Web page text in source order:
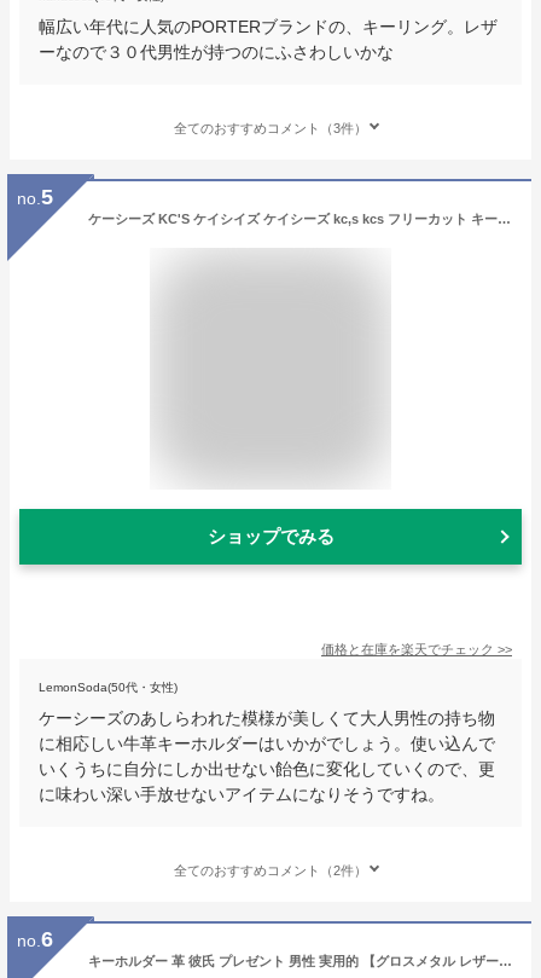
幅広い年代に人気のPORTERブランドの、キーリング。レザ
ーなので３０代男性が持つのにふさわしいかな
全てのおすすめコメント（3件）
no. 5
ケーシーズ KC'S ケイシイズ ケイシーズ kc,s kcs フリーカット キーリング5セントキーリング フリーカット /牛革キーホルダー 送料無料 メンズ 革 レザー レディース 本革
ショップでみる
価格と在庫を楽天でチェック >>
LemonSoda(50代・女性)
ケーシーズのあしらわれた模様が美しくて大人男性の持ち物
に相応しい牛革キーホルダーはいかがでしょう。使い込んで
いくうちに自分にしか出せない飴色に変化していくので、更
に味わい深い手放せないアイテムになりそうですね。
全てのおすすめコメント（2件）
no. 6
キーホルダー 革 彼氏 プレゼント 男性 実用的 【グロスメタル レザー キーリング 】 メンズ おしゃれ 車 鍵 名入れ 本革 父親 誕生日プレゼント 50代 60代 記念日 父 夫 旦那 誕生日 30代 40代 革小物 牛革 名前入り 結婚記念日 革婚式 お父さん 還暦 FLEGRE 敬老の日